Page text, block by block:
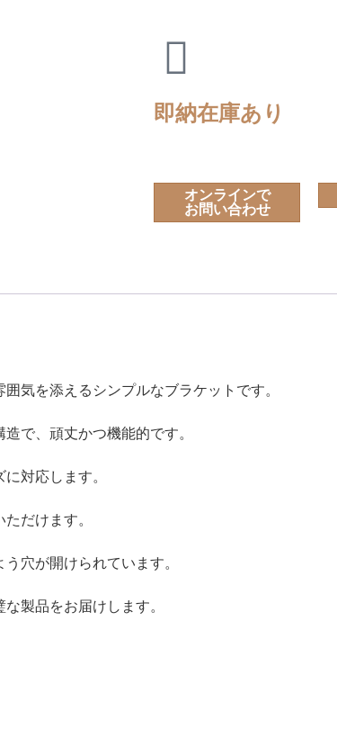
即納在庫あり
オンラインで
お問い合わせ
気を添えるシンプルなブラケットです。
で、頑丈かつ機能的です。
対応します。
だけます。
穴が開けられています。
製品をお届けします。